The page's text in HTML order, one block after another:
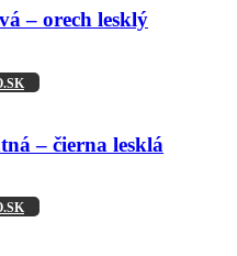
– orech lesklý
– čierna lesklá